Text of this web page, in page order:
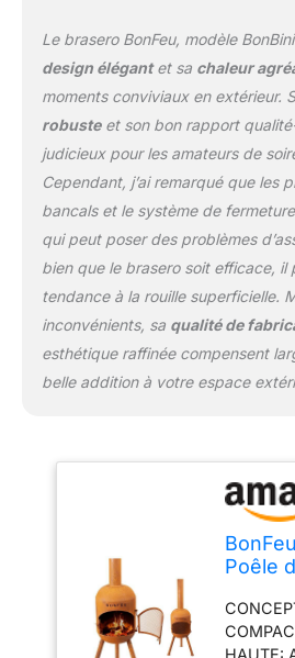
durée
aux
de
le
pour
Le brasero BonFeu, modèle
design élégantet sa chaleur
moments conviviaux en extérieur.
robusteet son bon rapport
judicieux pour les amateurs de
Cependant, j’ai remarqué que les
bancals et le système de
qui peut poser des problèmes
bien que le brasero soit efficace, il
tendance à la rouille superficielle.
inconvénients, sa qualité de
esthétique raffinée compensent
belle addition à votre espace
Poêle